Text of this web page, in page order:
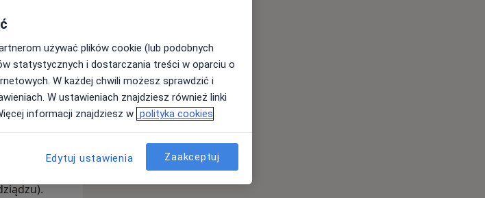
pacjentów
i
Moja
gabinecie,
w oparciu o
używać plików cookie (lub podobnych
statystycznych i dostarczania treści w oparciu o
W każdej chwili możesz sprawdzić i
W ustawieniach znajdziesz również linki
informacji znajdziesz w polityka cookies
Edytuj ustawienia Zaakceptuj